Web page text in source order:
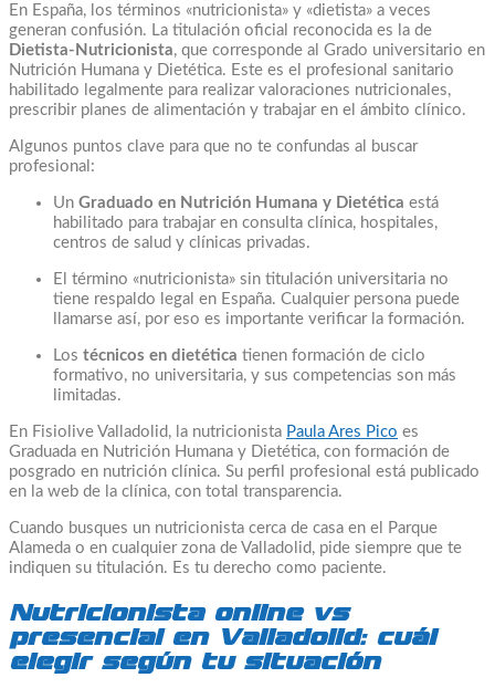
En España, los términos «nutricionista» y «dietista» a veces
generan confusión. La titulación oficial reconocida es la de
Dietista-Nutricionista, que corresponde al Grado universitario en
Nutrición Humana y Dietética. Este es el profesional sanitario
habilitado legalmente para realizar valoraciones nutricionales,
prescribir planes de alimentación y trabajar en el ámbito clínico.
Algunos puntos clave para que no te confundas al buscar
profesional:
Un Graduado en Nutrición Humana y Dietética está
habilitado para trabajar en consulta clínica, hospitales,
centros de salud y clínicas privadas.
El término «nutricionista» sin titulación universitaria no
tiene respaldo legal en España. Cualquier persona puede
llamarse así, por eso es importante verificar la formación.
Los técnicos en dietética tienen formación de ciclo
formativo, no universitaria, y sus competencias son más
limitadas.
En Fisiolive Valladolid, la nutricionista Paula Ares Pico es
Graduada en Nutrición Humana y Dietética, con formación de
posgrado en nutrición clínica. Su perfil profesional está publicado
en la web de la clínica, con total transparencia.
Cuando busques un nutricionista cerca de casa en el Parque
Alameda o en cualquier zona de Valladolid, pide siempre que te
indiquen su titulación. Es tu derecho como paciente.
Nutricionista online vs
presencial en Valladolid: cuál
elegir según tu situación